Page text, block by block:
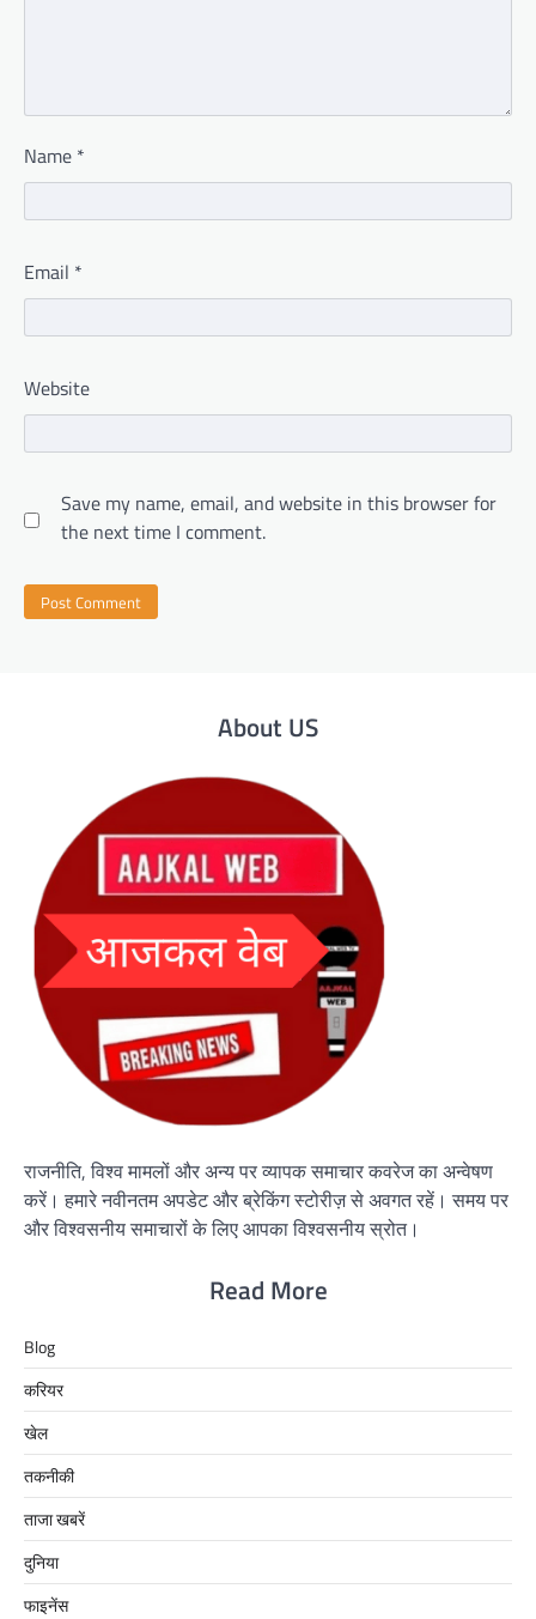
Name *
Email *
Website
Save my name, email, and website in this browser for
the next time I comment.
About US
राजनीति, विश्व मामलों और अन्य पर व्यापक समाचार कवरेज का अन्वेषण
करें। हमारे नवीनतम अपडेट और ब्रेकिंग स्टोरीज़ से अवगत रहें। समय पर
और विश्वसनीय समाचारों के लिए आपका विश्वसनीय स्रोत।
Read More
Blog
करियर
खेल
तकनीकी
ताजा खबरें
दुनिया
फाइनेंस